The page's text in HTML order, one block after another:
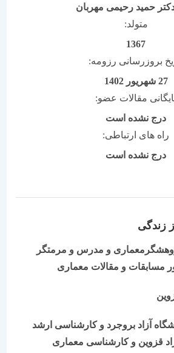
رحیمی مهربان
رزومه:
مقالات عضو:
نشده است
ارتباطی:
نشده است
و مدرس و مرمتگر
و مقالات معماری
بروجرد و کارشناسی ارشد
و کارشناسی معماری